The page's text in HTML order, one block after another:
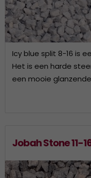
Icy blue split 8-16 is
Het is een harde
een mooie
Jobah Stone 11-